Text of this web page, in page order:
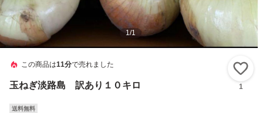
1/1
この商品は11分で売れました
玉ねぎ淡路島 訳あり１０キロ 1
送料無料